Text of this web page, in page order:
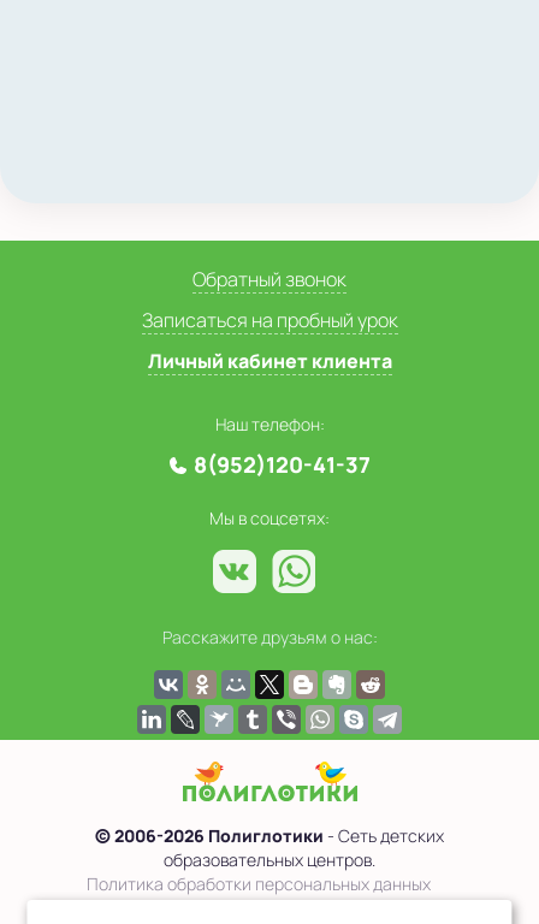
Обратный звонок
Записаться на пробный урок
Личный кабинет клиента
Наш телефон:
8(952)120-41-37
Мы в соцсетях:
Расскажите друзьям о нас:
© 2006-2026 Полиглотики - Сеть детских
образовательных центров.
Политика обработки персональных данных
Сведения об образовательной организации